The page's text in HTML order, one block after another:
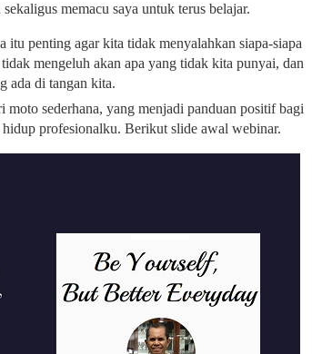
memacu saya untuk terus belajar.
itu penting agar kita tidak menyalahkan siapa-siapa
mengeluh akan apa yang tidak kita punyai, dan
ada di tangan kita.
moto sederhana, yang menjadi panduan positif bagi
profesionalku. Berikut slide awal webinar.